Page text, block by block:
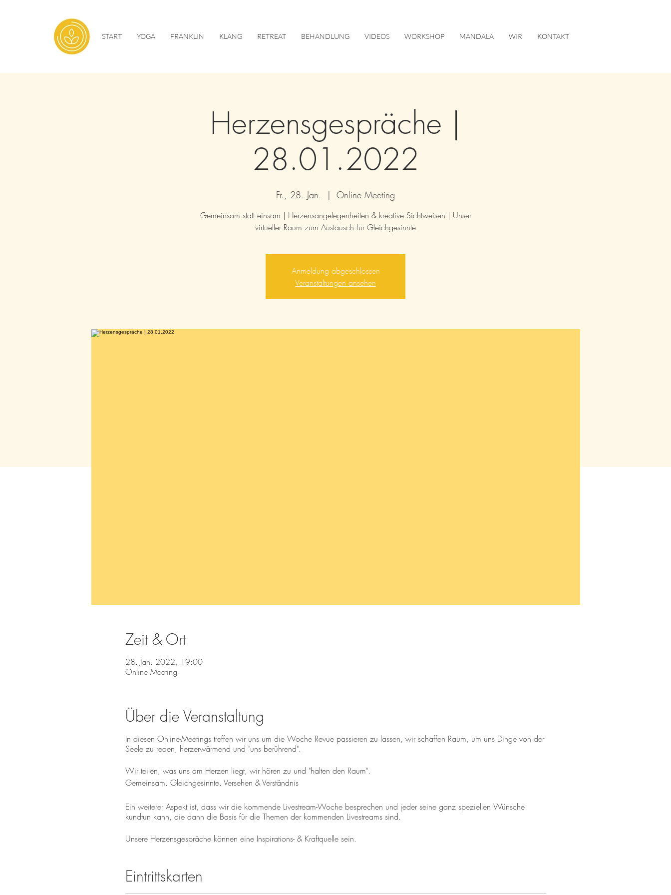
START YOGA FRANKLIN KLANG RETREAT BEHANDLUNG VIDEOS WORKSHOP MANDALA WIR KONTAKT
Herzensgespräche |
28.01.2022
Fr., 28. Jan.
  |
Online Meeting
Gemeinsam statt einsam | Herzensangelegenheiten & kreative Sichtweisen | Unser
virtueller Raum zum Austausch für Gleichgesinnte
Anmeldung abgeschlossen
Veranstaltungen ansehen
Zeit & Ort
28. Jan. 2022, 19:00
Online Meeting
Über die Veranstaltung
In diesen Online-Meetings treffen wir uns um die Woche Revue passieren zu lassen, wir schaffen Raum, um uns Dinge von der
Seele zu reden, herzerwärmend und "uns berührend".
Wir teilen, was uns am Herzen liegt, wir hören zu und "halten den Raum".
Gemeinsam. Gleichgesinnte. Versehen & Verständnis
Ein weiterer Aspekt ist, dass wir die kommende Livestream-Woche besprechen und jeder seine ganz speziellen Wünsche
kundtun kann, die dann die Basis für die Themen der kommenden Livestreams sind.
Unsere Herzensgespräche können eine Inspirations- & Kraftquelle sein.
Eintrittskarten